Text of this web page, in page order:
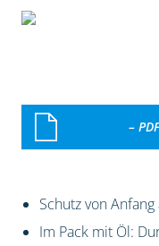
–
Schutz von Anfang
Im Pack mit Öl: